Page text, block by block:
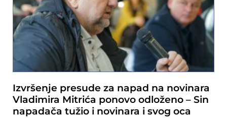
Izvršenje presude za napad na novinara
Vladimira Mitrića ponovo odloženo – Sin
napadača tužio i novinara i svog oca